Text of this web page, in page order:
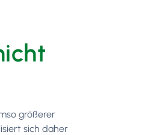
größerer
sich daher